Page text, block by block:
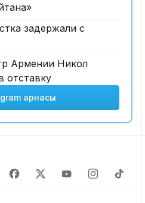
задержали с
Армении Никол
отставку
арнасы